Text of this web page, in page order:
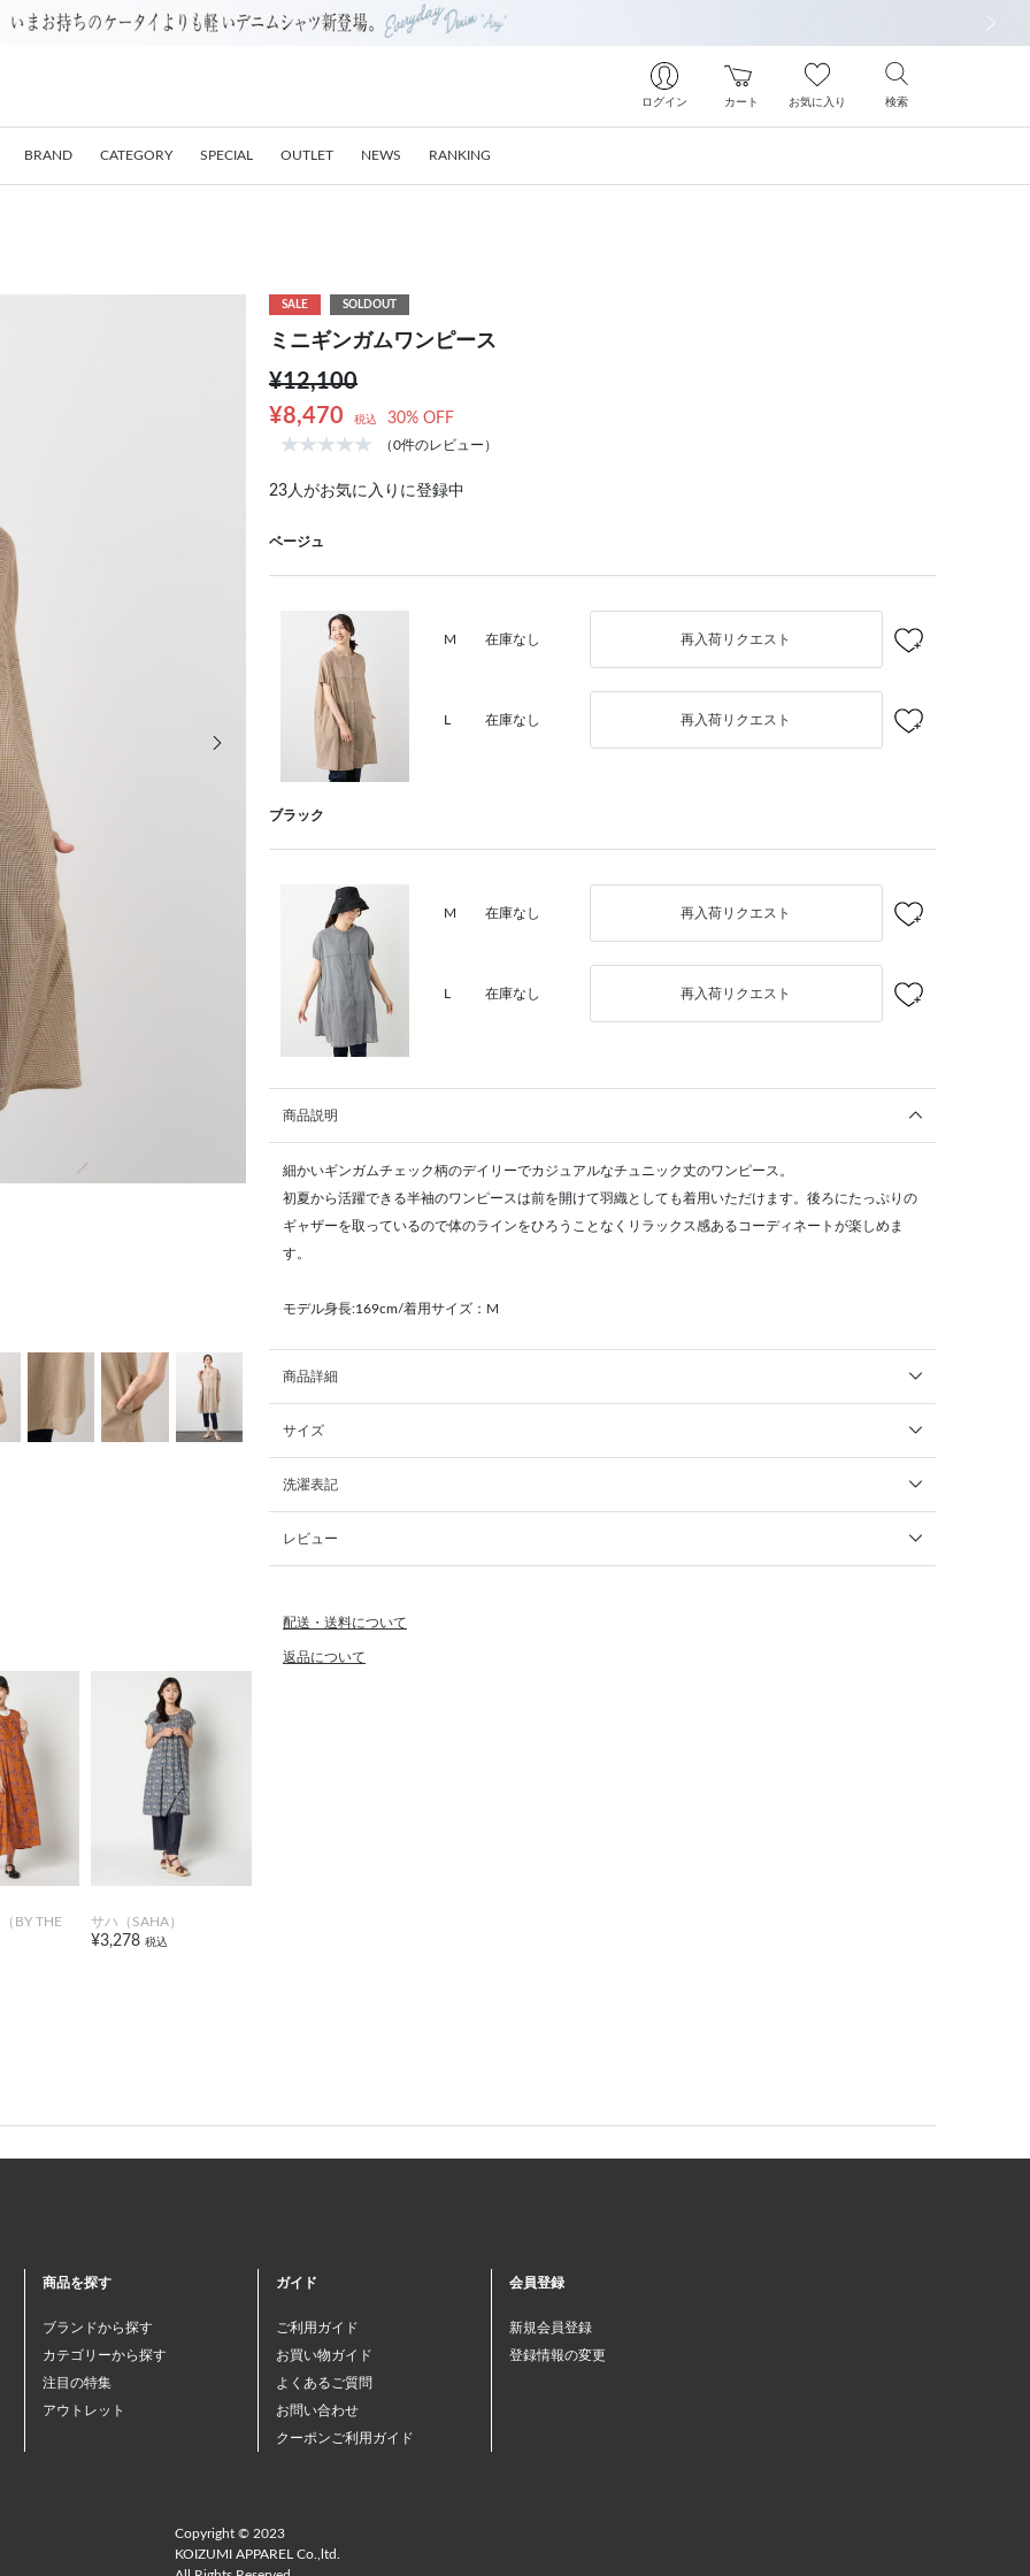
ログイン カート お気に入り 検索
BRAND CATEGORY SPECIAL OUTLET NEWS RANKING
BY THE サハ（SAHA）
¥3,278 税込
SALE SOLDOUT
ミニギンガムワンピース
¥12,100
¥8,470
税込 30% OFF
（0件のレビュー）
23人がお気に入りに登録中
ベージュ
M 在庫なし 再入荷リクエスト
L 在庫なし 再入荷リクエスト
ブラック
M 在庫なし 再入荷リクエスト
在庫なし 再入荷リクエスト
商品説明
細かいギンガムチェック柄のデイリーでカジュアルなチュニック丈のワンピース。
初夏から活躍できる半袖のワンピースは前を開けて羽織としても着用いただけます。後ろにたっぷりの
ギャザーを取っているので体のラインをひろうことなくリラックス感あるコーディネートが楽しめま
す。
モデル身長:169cm/着用サイズ：M
商品詳細
サイズ
洗濯表記
レビュー
配送・送料について
返品について
商品を探す
ブランドから探す
カテゴリーから探す
注目の特集
アウトレット
ガイド
ご利用ガイド
お買い物ガイド
よくあるご質問
お問い合わせ
クーポンご利用ガイド
会員登録
新規会員登録
登録情報の変更
Copyright © 2023
KOIZUMI APPAREL Co.,ltd.